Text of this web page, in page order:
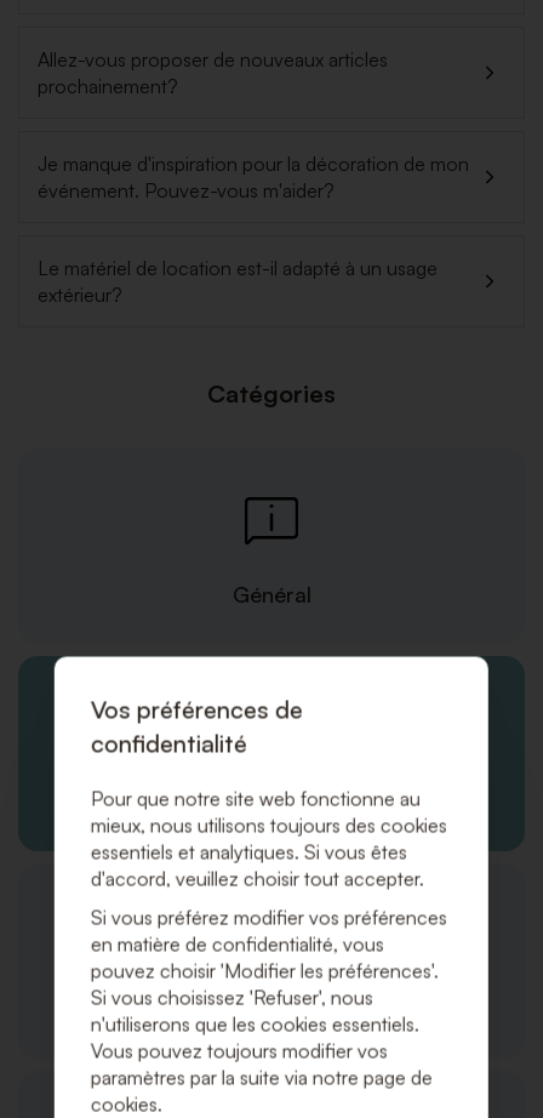
Allez-vous proposer de nouveaux articles
prochainement?
Je manque d'inspiration pour la décoration de mon
événement. Pouvez-vous m'aider?
Le matériel de location est-il adapté à un usage
extérieur?
Catégories
Général
Produits/Services
Commandes et Expédition
Vos préférences de
confidentialité
Pour que notre site web fonctionne au
mieux, nous utilisons toujours des cookies
essentiels et analytiques. Si vous êtes
d'accord, veuillez choisir tout accepter.
Si vous préférez modifier vos préférences
en matière de confidentialité, vous
pouvez choisir 'Modifier les préférences'.
Si vous choisissez 'Refuser', nous
n'utiliserons que les cookies essentiels.
Vous pouvez toujours modifier vos
paramètres par la suite via notre page de
cookies.